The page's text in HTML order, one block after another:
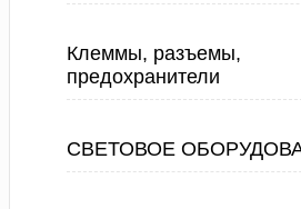
Клеммы, разъемы,
предохранители
СВЕТОВОЕ